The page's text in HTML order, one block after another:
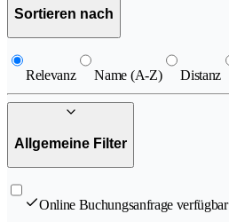
Sortieren nach
Relevanz Name (A-Z) Distanz
Allgemeine Filter
Online Buchungsanfrage verfügbar